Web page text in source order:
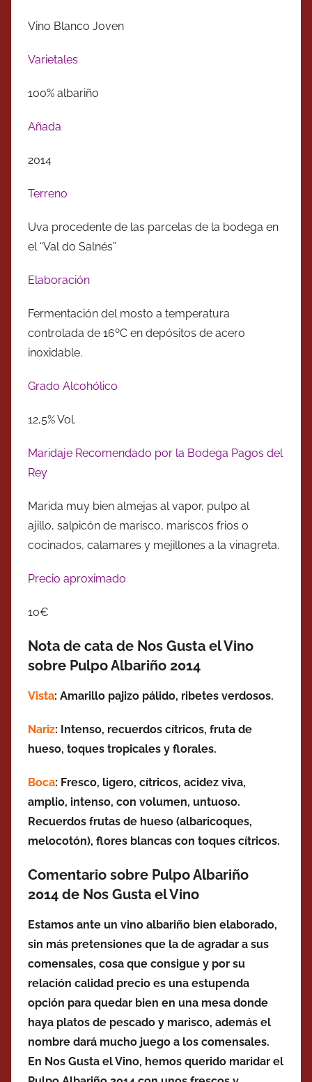
Vino Blanco Joven
Varietales
100% albariño
Añada
2014
Terreno
Uva procedente de las parcelas de la bodega en
el “Val do Salnés”
Elaboración
Fermentación del mosto a temperatura
controlada de 16ºC en depósitos de acero
inoxidable.
Grado Alcohólico
12,5% Vol.
Maridaje Recomendado por la Bodega Pagos del
Rey
Marida muy bien almejas al vapor, pulpo al
ajillo, salpicón de marisco, mariscos frios o
cocinados, calamares y mejillones a la vinagreta.
Precio aproximado
10€
Nota de cata de Nos Gusta el Vino
sobre Pulpo Albariño 2014
Vista: Amarillo pajizo pálido, ribetes verdosos.
Nariz: Intenso, recuerdos cítricos, fruta de
hueso, toques tropicales y florales.
Boca: Fresco, ligero, cítricos, acidez viva,
amplio, intenso, con volumen, untuoso.
Recuerdos frutas de hueso (albaricoques,
melocotón), flores blancas con toques cítricos.
Comentario sobre Pulpo Albariño
2014 de Nos Gusta el Vino
Estamos ante un vino albariño bien elaborado,
sin más pretensiones que la de agradar a sus
comensales, cosa que consigue y por su
relación calidad precio es una estupenda
opción para quedar bien en una mesa donde
haya platos de pescado y marisco, además el
nombre dará mucho juego a los comensales.
En Nos Gusta el Vino, hemos querido maridar el